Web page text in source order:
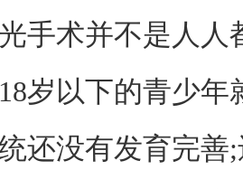
术并不是人人
岁以下的青少
还没有发育完善